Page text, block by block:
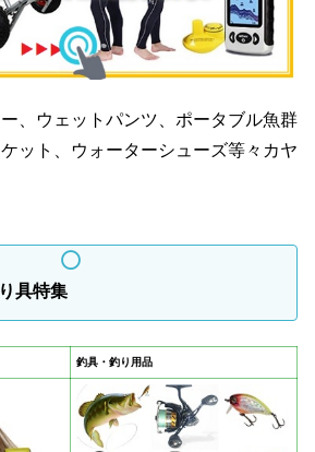
、ウェットパンツ、ポータブル魚群
ット、ウォーターシューズ等々カヤ
具特集
釣具・釣り用品